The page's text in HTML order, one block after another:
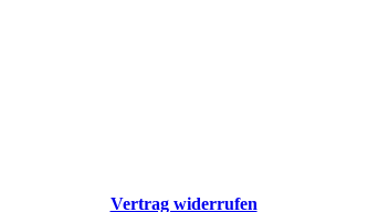
Vertrag widerrufen